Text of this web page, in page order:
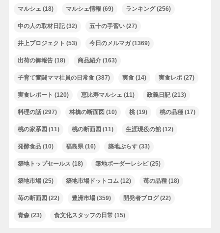
マルシェ (18) マルシェ情報 (69) ランキング(256)
中の人の取材日記(32) 五十の手習い(27)
井上プロジェクト (53) 今日のメルマガ(1369)
出荷の御報告(18) 商品紹介(163)
子育て奮闘ママ社員の日常食(387) 実食(14) 実食レポ(27)
実食レポート (120) 恵比寿マルシェ (11) 政義日記(213)
料理の話(297) 林檎の断面図 (10) 桃(19) 桃の品種(17)
桃の家系図 (11) 桃の断面図 (11) 生涯現役の館(12)
発酵食品(10) 福島県(16) 築地ぷらす(33)
築地トップセールス (18) 築地ボーダーレシピ(25)
築地市場(25) 築地市場ドットコム(12) 苺の品種(18)
苺の断面図 (22) 豊洲市場(359) 開発者ブログ(22)
青森(23) 食文化スタッフの日常 (15)